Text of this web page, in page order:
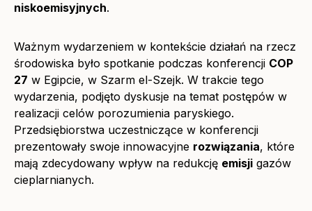
niskoemisyjnych.
Ważnym wydarzeniem w kontekście działań na rzecz
środowiska było spotkanie podczas konferencji COP
27 w Egipcie, w Szarm el-Szejk. W trakcie tego
wydarzenia, podjęto dyskusje na temat postępów w
realizacji celów porozumienia paryskiego.
Przedsiębiorstwa uczestniczące w konferencji
prezentowały swoje innowacyjne rozwiązania, które
mają zdecydowany wpływ na redukcję emisji gazów
cieplarnianych.